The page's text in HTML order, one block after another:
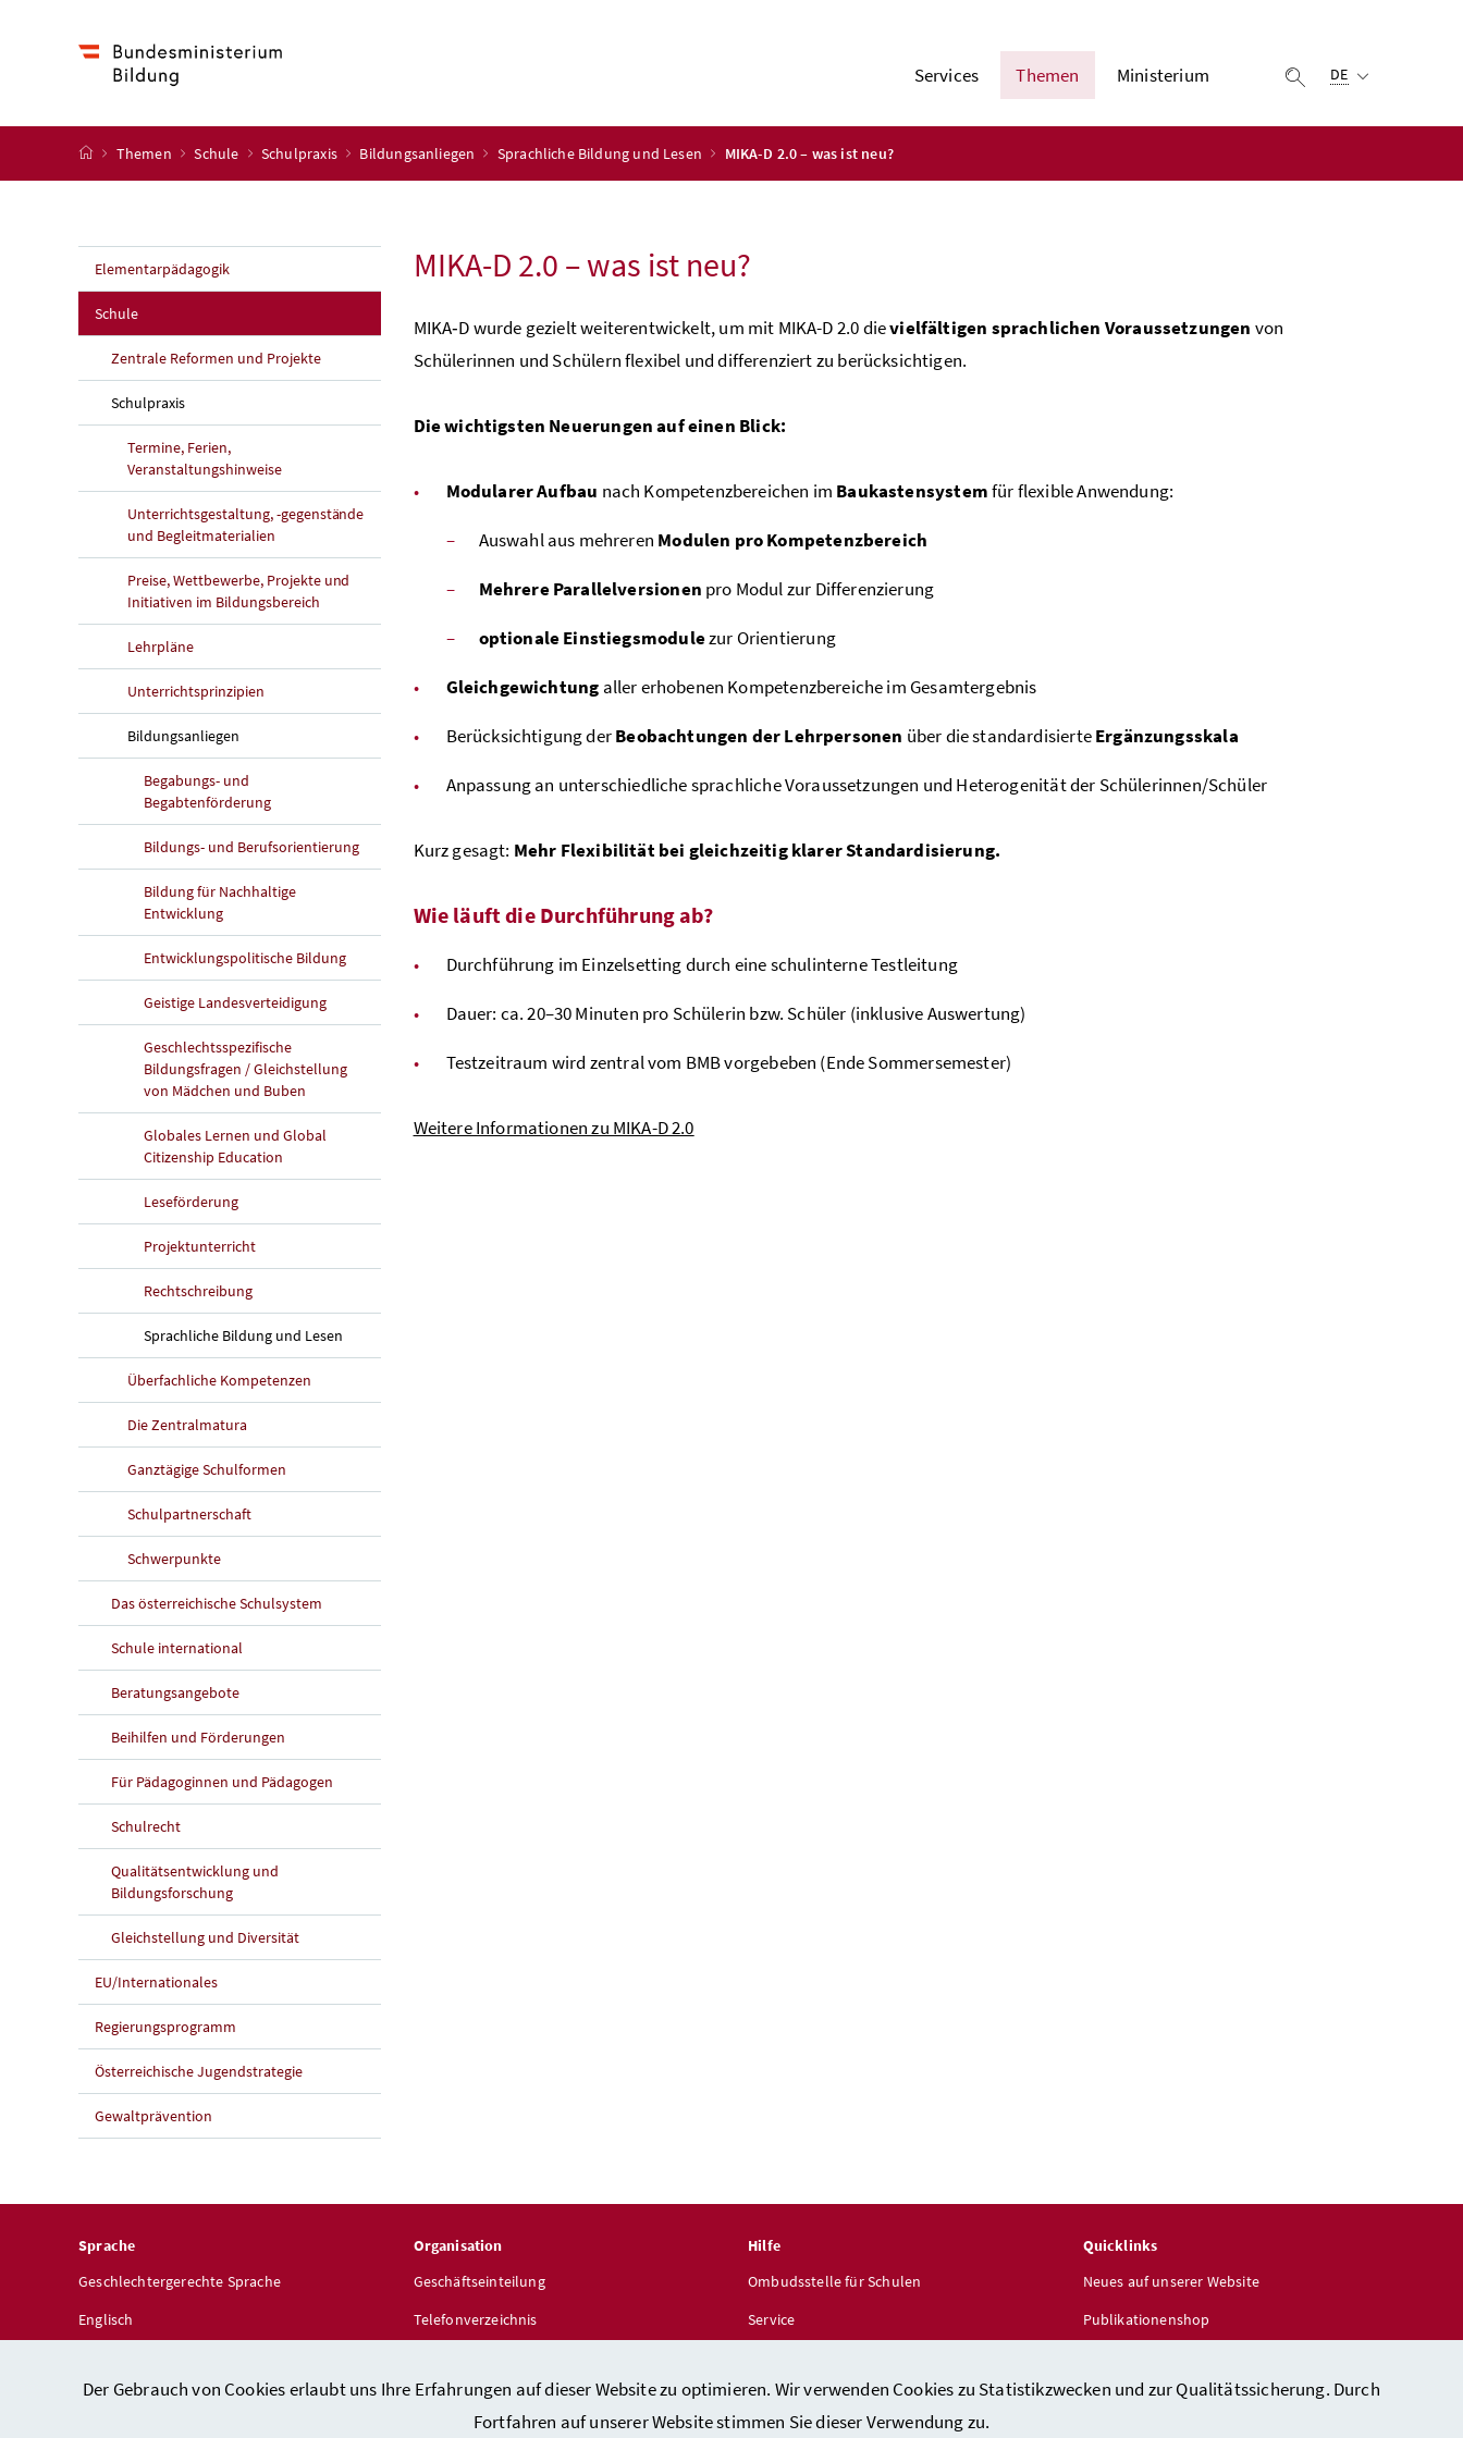
Der Gebrauch von Cookies erlaubt uns Ihre Erfahrungen auf dieser Website zu optimieren. Wir verwenden Cookies zu Statistikzwecken und zur Qualitätssicherung. Durch
Fortfahren auf unserer Website stimmen Sie dieser Verwendung zu.
Services Themen Ministerium Suche einblenden
DE
Startseite
Themen Schule Schulpraxis Bildungsanliegen Sprachliche Bildung und Lesen MIKA-D 2.0 – was ist neu?
Elementarpädagogik
Schule
Zentrale Reformen und Projekte
Schulpraxis
Termine, Ferien,
Veranstaltungshinweise
Unterrichtsgestaltung, -gegenstände
und Begleitmaterialien
Preise, Wettbewerbe, Projekte und
Initiativen im Bildungsbereich
Lehrpläne
Unterrichtsprinzipien
Bildungsanliegen
Begabungs- und
Begabtenförderung
Bildungs- und Berufsorientierung
Bildung für Nachhaltige
Entwicklung
Entwicklungspolitische Bildung
Geistige Landesverteidigung
Geschlechtsspezifische
Bildungsfragen / Gleichstellung
von Mädchen und Buben
Globales Lernen und Global
Citizenship Education
Leseförderung
Projektunterricht
Rechtschreibung
Sprachliche Bildung und Lesen
Überfachliche Kompetenzen
Die Zentralmatura
Ganztägige Schulformen
Schulpartnerschaft
Schwerpunkte
Das österreichische Schulsystem
Schule international
Beratungsangebote
Beihilfen und Förderungen
Für Pädagoginnen und Pädagogen
Schulrecht
Qualitätsentwicklung und
Bildungsforschung
Gleichstellung und Diversität
EU/Internationales
Regierungsprogramm
Österreichische Jugendstrategie
Gewaltprävention
MIKA-D 2.0 – was ist neu?
MIKA‑D wurde gezielt weiterentwickelt, um mit MIKA-D 2.0 dievielfältigen sprachlichen Voraussetzungen von
Schülerinnen und Schülern flexibel und differenziert zu berücksichtigen.
Die wichtigsten Neuerungen auf einen Blick:
Modularer Aufbau nach Kompetenzbereichen im Baukastensystemfür flexible Anwendung:
Auswahl aus mehreren Modulen pro Kompetenzbereich
Mehrere Parallelversionen pro Modul zur Differenzierung
optionale Einstiegsmodulezur Orientierung
Gleichgewichtung aller erhobenen Kompetenzbereiche im Gesamtergebnis
Berücksichtigung derBeobachtungen der Lehrpersonen über die standardisierteErgänzungsskala
Anpassung an unterschiedliche sprachliche Voraussetzungen und Heterogenität der Schülerinnen/Schüler
Kurz gesagt: Mehr Flexibilität bei gleichzeitig klarer Standardisierung.
Wie läuft die Durchführung ab?
Durchführung im Einzelsetting durch eine schulinterne Testleitung
Dauer: ca. 20–30 Minuten pro Schülerin bzw. Schüler (inklusive Auswertung)
Testzeitraum wird zentral vom BMB vorgebeben (Ende Sommersemester)
Weitere Informationen zu MIKA-D 2.0
Sprache
Geschlechtergerechte Sprache
Englisch
Organisation
Geschäftseinteilung
Telefonverzeichnis
Hilfe
Ombudsstelle für Schulen
Service
Quicklinks
Neues auf unserer Website
Publikationenshop